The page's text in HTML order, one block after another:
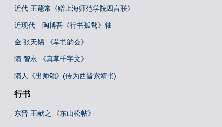
近代 王蘧常《赠上海师范学院四言联》
近现代 陶博吾《行书孤鹜》轴
金 张天锡 《草书韵会》
隋 智永 《真草千字文》
隋人《出师颂》(传为西晋索靖书)
行书
东晋 王献之 《东山松帖》